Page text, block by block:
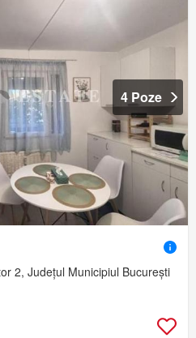
4 Poze
2, Județul Municipiul București